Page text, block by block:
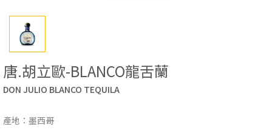
唐.胡立歐-BLANCO龍舌蘭
DON JULIO BLANCO TEQUILA
產地：墨西哥